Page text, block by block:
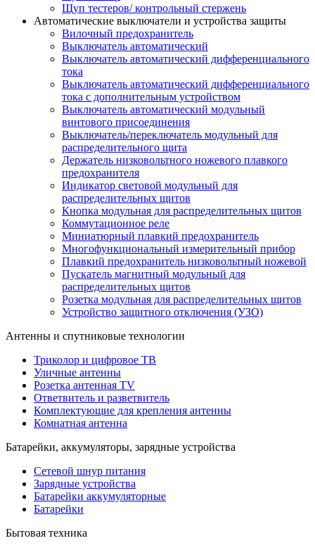
Щуп тестеров/ контрольный стержень
Автоматические выключатели и устройства защиты
Вилочный предохранитель
Выключатель автоматический
Выключатель автоматический дифференциального
тока
Выключатель автоматический дифференциального
тока с дополнительным устройством
Выключатель автоматический модульный
винтового присоединения
Выключатель/переключатель модульный для
распределительного щита
Держатель низковольтного ножевого плавкого
предохранителя
Индикатор световой модульный для
распределительных щитов
Кнопка модульная для распределительных щитов
Коммутационное реле
Миниатюрный плавкий предохранитель
Многофункциональный измерительный прибор
Плавкий предохранитель низковольтный ножевой
Пускатель магнитный модульный для
распределительных щитов
Розетка модульная для распределительных щитов
Устройство защитного отключения (УЗО)
Антенны и спутниковые технологии
Триколор и цифровое ТВ
Уличные антенны
Розетка антенная TV
Ответвитель и разветвитель
Комплектующие для крепления антенны
Комнатная антенна
Батарейки, аккумуляторы, зарядные устройства
Сетевой шнур питания
Зарядные устройства
Батарейки аккумуляторные
Батарейки
Бытовая техника